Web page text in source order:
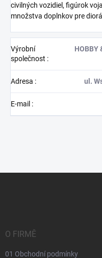
civilných vozidiel, figúrok
množstva doplnkov pre
Výrobní
společnost :
HOBBY
Adresa : ul.
E-mail :
O FIRMĚ
01 Obchodní podmínky